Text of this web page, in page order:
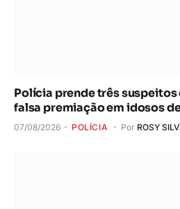
Polícia prende três
falsa premiação em idosos
07/08/2026 POLÍCIA Por ROSY